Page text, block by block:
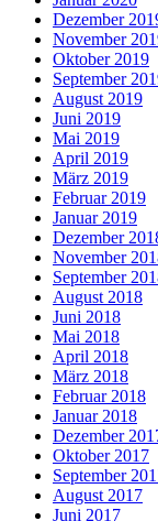
Dezember
November
Oktober 2019
September
August 2019
Juni 2019
Mai 2019
April 2019
März 2019
Februar 2019
Januar 2019
Dezember
November
September
August 2018
Juni 2018
Mai 2018
April 2018
März 2018
Februar 2018
Januar 2018
Dezember
Oktober 2017
September
August 2017
Juni 2017